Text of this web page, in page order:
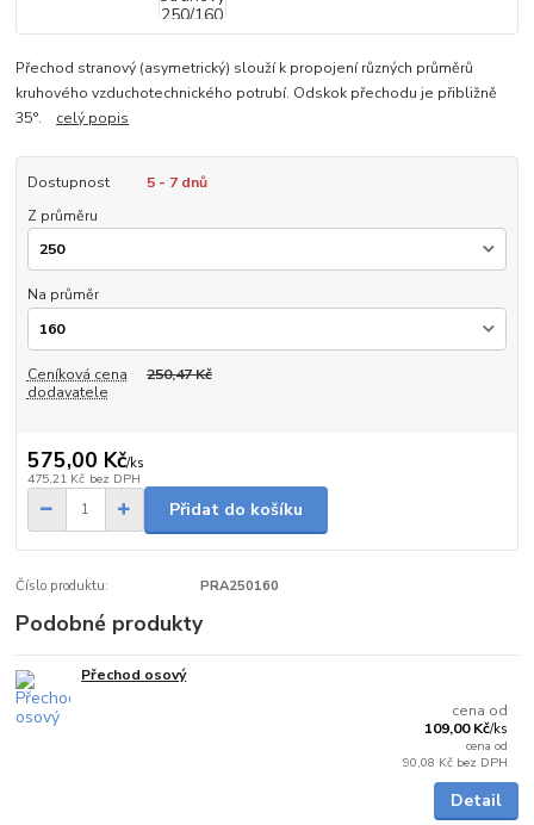
Přechod stranový (asymetrický) slouží k propojení různých průměrů
kruhového vzduchotechnického potrubí. Odskok přechodu je přibližně
35°. celý popis
Dostupnost
5 - 7 dnů
Z průměru
Na průměr
Ceníková cena
dodavatele
250,47 Kč
575,00 Kč/ks
475,21 Kč bez DPH
Přidat do košíku
Číslo produktu: PRA250160
Podobné produkty
Přechod osový
cena od
109,00 Kč/ks
cena od
90,08 Kč bez DPH
Detail